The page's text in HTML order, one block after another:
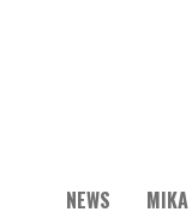
NEWS MIKA